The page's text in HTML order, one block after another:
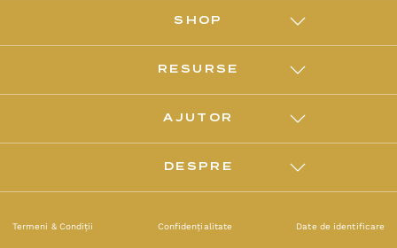
SHOP
RESURSE
AJUTOR
DESPRE
Termeni & Condiții Confidențialitate Date de identificare